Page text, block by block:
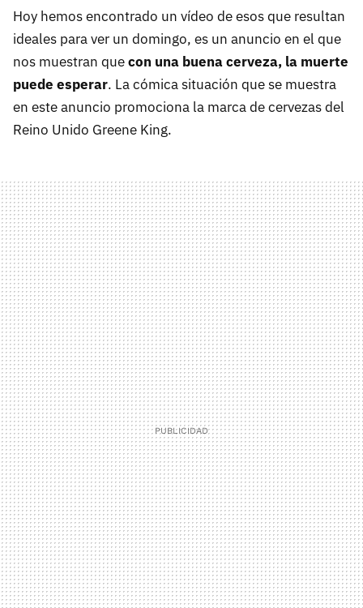
Hoy hemos encontrado un vídeo de esos que resultan
ideales para ver un domingo, es un anuncio en el que
nos muestran quecon una buena cerveza, la muerte
puede esperar. La cómica situación que se muestra
en este anuncio promociona la marca de cervezas del
Reino Unido Greene King.